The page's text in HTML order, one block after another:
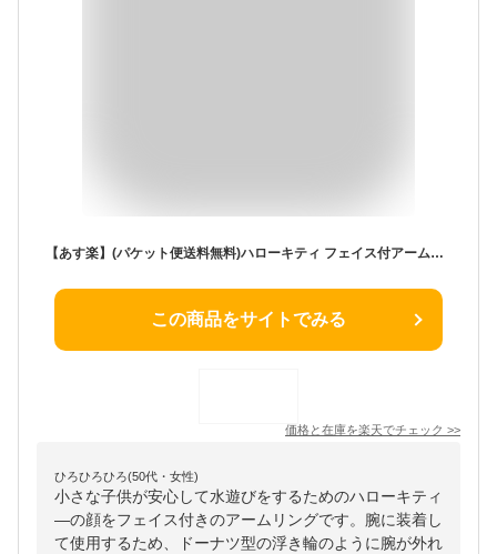
【あす楽】(パケット便送料無料)ハローキティ フェイス付アームリング うきわ/浮き輪/ビーチフロート こども海浜・レジャー用品 189512 195168
この商品をサイトでみる
価格と在庫を楽天でチェック >>
ひろひろひろ(50代・女性)
小さな子供が安心して水遊びをするためのハローキティ
―の顔をフェイス付きのアームリングです。腕に装着し
て使用するため、ドーナツ型の浮き輪のように腕が外れ